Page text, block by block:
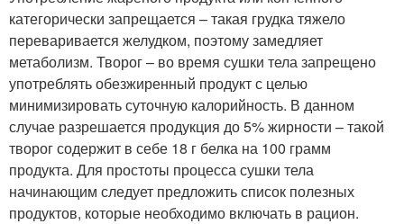
категорически запрещается – такая грудка тяжело
переваривается желудком, поэтому замедляет
метаболизм. Творог – во время сушки тела запрещено
употреблять обезжиренный продукт с целью
минимизировать суточную калорийность. В данном
случае разрешается продукция до 5% жирности – такой
творог содержит в себе 18 г белка на 100 грамм
продукта. Для простоты процесса сушки тела
начинающим следует предложить список полезных
продуктов, которые необходимо включать в рацион.